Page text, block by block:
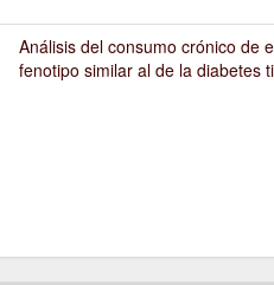
Análisis del consumo crónico de
fenotipo similar al de la diabetes